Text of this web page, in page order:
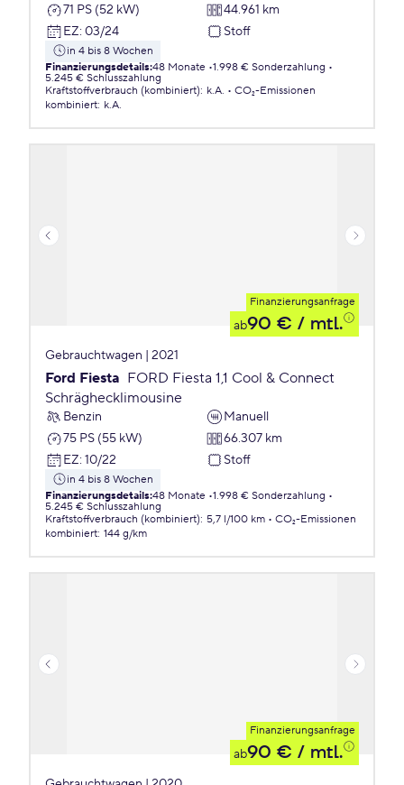
71 PS (52 kW)
44.961 km
EZ: 03/24 Stoff
in 4 bis 8 Wochen
Finanzierungsdetails:48 Monate 1.998 € Sonderzahlung
5.245 € Schlusszahlung
Kraftstoffverbrauch (kombiniert): k.A.
CO₂-Emissionen
kombiniert: k.A.
Finanzierungsanfrage
ab90 € / mtl.
Gebrauchtwagen | 2021
Ford Fiesta FORD Fiesta 1,1 Cool & Connect
Schräghecklimousine
Benzin
Manuell
75 PS (55 kW)
66.307 km
EZ: 10/22 Stoff
in 4 bis 8 Wochen
Finanzierungsdetails:48 Monate 1.998 € Sonderzahlung
5.245 € Schlusszahlung
Kraftstoffverbrauch (kombiniert): 5,7 l/100 km
CO₂-Emissionen
kombiniert: 144 g/km
Finanzierungsanfrage
ab90 € / mtl.